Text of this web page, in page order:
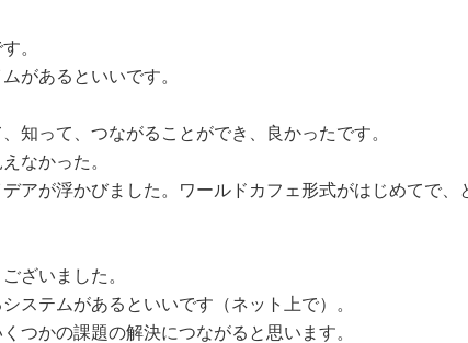
。
があるといいです。
知って、つながることができ、良かったです。
なかった。
アが浮かびました。ワールドカフェ形式がはじめてで、
ざいました。
ステムがあるといいです（ネット上で）。
つかの課題の解決につながると思います。